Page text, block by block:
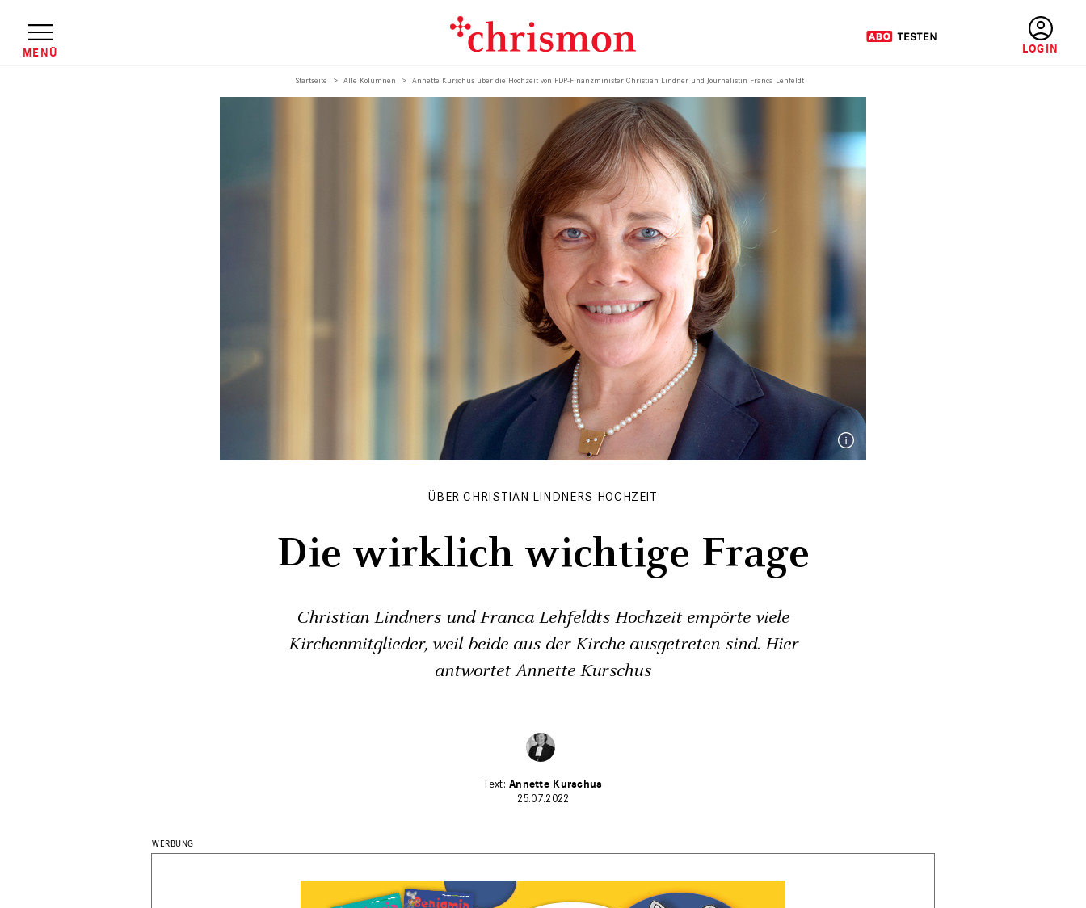
Inhalt
MENÜ
Startseite Alle Kolumnen Annette Kurschus über die Hochzeit von FDP-Finanzminister Christian Lindner und Journalistin Franca Lehfeldt
ÜBER CHRISTIAN LINDNERS HOCHZEIT
Die wirklich wichtige Frage
Christian Lindners und Franca Lehfeldts Hochzeit empörte viele
Kirchenmitglieder, weil beide aus der Kirche ausgetreten sind. Hier
antwortet Annette Kurschus
Annette Kurschus
25.07.2022